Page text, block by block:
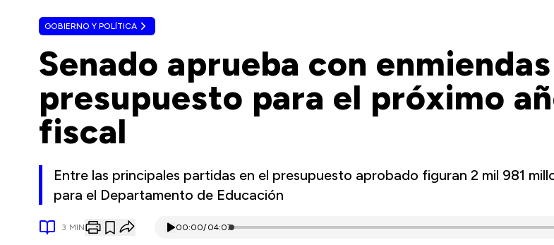
GOBIERNO Y POLÍTICA
Senado aprueba con enmiendas
presupuesto para el próximo
fiscal
Entre las principales partidas en el presupuesto aprobado figuran 2 mil 981
para el Departamento de Educación
3 MIN 00:00/04:07